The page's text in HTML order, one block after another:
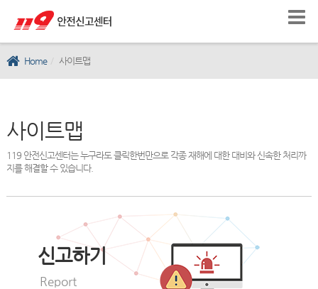
Home 사이트맵
사이트맵
119 안전신고센터는 누구라도 클릭한번만으로 각종 재해에 대한 대비와 신속한 처리까
지를 해결할 수 있습니다.
신고하기
Report